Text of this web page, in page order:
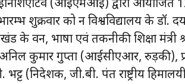
इनिशिएटिव (आईएमआई) द्वारा
शुक्रवार को दून विश्वविद्यालय के डॉ.
के वन, भाषा एवं तकनीकी शिक्षा मंत्री
अनिल कुमार गुप्ता (आईसीएआर, रुड़की),
भट्ट (निदेशक, जी.बी. पंत राष्ट्रीय